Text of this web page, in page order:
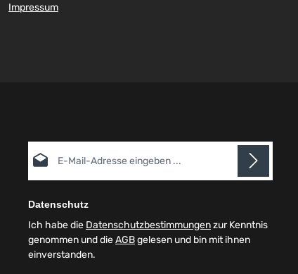
Impressum
Datenschutz
Ich habe die Datenschutzbestimmungenzur Kenntnis
genommen und dieAGBgelesen und bin mit ihnen
einverstanden.